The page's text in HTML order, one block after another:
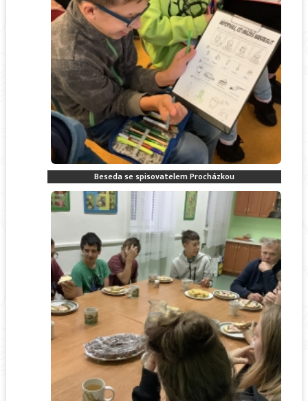
Beseda se spisovatelem Procházkou